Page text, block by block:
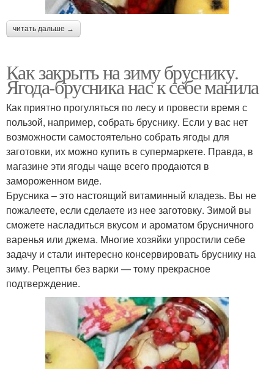
читать дальше →
Как закрыть на зиму бруснику.
Ягода-брусника нас к себе манила
Как приятно прогуляться по лесу и провести время с
пользой, например, собрать бруснику. Если у вас нет
возможности самостоятельно собрать ягоды для
заготовки, их можно купить в супермаркете. Правда, в
магазине эти ягоды чаще всего продаются в
замороженном виде.
Брусника – это настоящий витаминный кладезь. Вы не
пожалеете, если сделаете из нее заготовку. Зимой вы
сможете насладиться вкусом и ароматом брусничного
варенья или джема. Многие хозяйки упростили себе
задачу и стали интересно консервировать бруснику на
зиму. Рецепты без варки — тому прекрасное
подтверждение.